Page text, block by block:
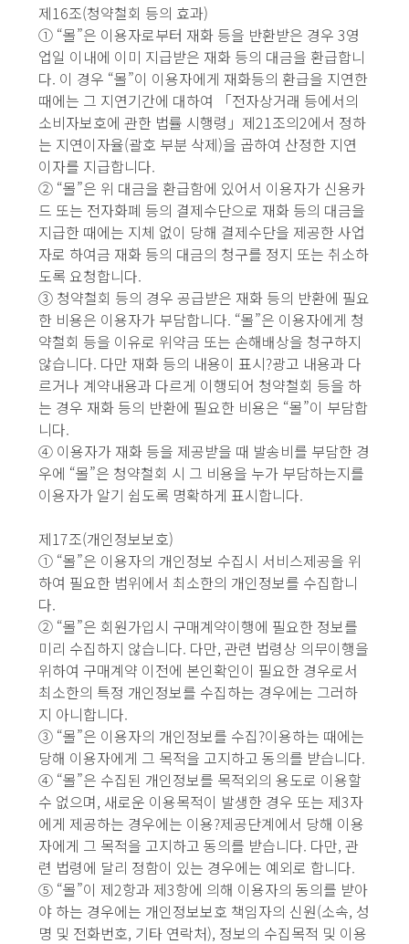
제16조(청약철회 등의 효과)
① “몰”은 이용자로부터 재화 등을 반환받은 경우 3영
업일 이내에 이미 지급받은 재화 등의 대금을 환급합니
다. 이 경우 “몰”이 이용자에게 재화등의 환급을 지연한
때에는 그 지연기간에 대하여 「전자상거래 등에서의
소비자보호에 관한 법률 시행령」제21조의2에서 정하
는 지연이자율(괄호 부분 삭제)을 곱하여 산정한 지연
이자를 지급합니다.
② “몰”은 위 대금을 환급함에 있어서 이용자가 신용카
드 또는 전자화폐 등의 결제수단으로 재화 등의 대금을
지급한 때에는 지체 없이 당해 결제수단을 제공한 사업
자로 하여금 재화 등의 대금의 청구를 정지 또는 취소하
도록 요청합니다.
③ 청약철회 등의 경우 공급받은 재화 등의 반환에 필요
한 비용은 이용자가 부담합니다. “몰”은 이용자에게 청
약철회 등을 이유로 위약금 또는 손해배상을 청구하지
않습니다. 다만 재화 등의 내용이 표시?광고 내용과 다
르거나 계약내용과 다르게 이행되어 청약철회 등을 하
는 경우 재화 등의 반환에 필요한 비용은 “몰”이 부담합
니다.
④ 이용자가 재화 등을 제공받을 때 발송비를 부담한 경
우에 “몰”은 청약철회 시 그 비용을 누가 부담하는지를
이용자가 알기 쉽도록 명확하게 표시합니다.
제17조(개인정보보호)
① “몰”은 이용자의 개인정보 수집시 서비스제공을 위
하여 필요한 범위에서 최소한의 개인정보를 수집합니
다.
② “몰”은 회원가입시 구매계약이행에 필요한 정보를
미리 수집하지 않습니다. 다만, 관련 법령상 의무이행을
위하여 구매계약 이전에 본인확인이 필요한 경우로서
최소한의 특정 개인정보를 수집하는 경우에는 그러하
지 아니합니다.
③ “몰”은 이용자의 개인정보를 수집?이용하는 때에는
당해 이용자에게 그 목적을 고지하고 동의를 받습니다.
④ “몰”은 수집된 개인정보를 목적외의 용도로 이용할
수 없으며, 새로운 이용목적이 발생한 경우 또는 제3자
에게 제공하는 경우에는 이용?제공단계에서 당해 이용
자에게 그 목적을 고지하고 동의를 받습니다. 다만, 관
련 법령에 달리 정함이 있는 경우에는 예외로 합니다.
⑤ “몰”이 제2항과 제3항에 의해 이용자의 동의를 받아
야 하는 경우에는 개인정보보호 책임자의 신원(소속, 성
명 및 전화번호, 기타 연락처), 정보의 수집목적 및 이용